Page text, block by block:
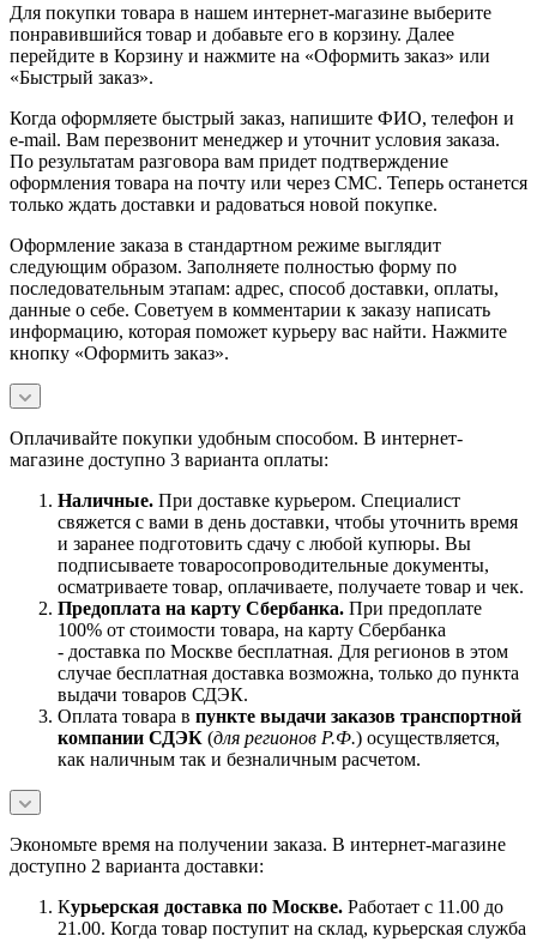
Для покупки товара в нашем интернет-магазине выберите
понравившийся товар и добавьте его в корзину. Далее
перейдите в Корзину и нажмите на «Оформить заказ» или
«Быстрый заказ».
Когда оформляете быстрый заказ, напишите ФИО, телефон и
e-mail. Вам перезвонит менеджер и уточнит условия заказа.
По результатам разговора вам придет подтверждение
оформления товара на почту или через СМС. Теперь останется
только ждать доставки и радоваться новой покупке.
Оформление заказа в стандартном режиме выглядит
следующим образом. Заполняете полностью форму по
последовательным этапам: адрес, способ доставки, оплаты,
данные о себе. Советуем в комментарии к заказу написать
информацию, которая поможет курьеру вас найти. Нажмите
кнопку «Оформить заказ».
Оплачивайте покупки удобным способом. В интернет-
магазине доступно 3 варианта оплаты:
Наличные. При доставке курьером. Специалист
свяжется с вами в день доставки, чтобы уточнить время
и заранее подготовить сдачу с любой купюры. Вы
подписываете товаросопроводительные документы,
осматриваете товар, оплачиваете, получаете товар и чек.
Предоплата на карту Сбербанка. При предоплате
100% от стоимости товара, на карту Сбербанка
- доставка по Москве бесплатная. Для регионов в этом
случае бесплатная доставка возможна, только до пункта
выдачи товаров СДЭК.
Оплата товара в пункте выдачи заказов транспортной
компании СДЭК (для регионов Р.Ф.) осуществляется,
как наличным так и безналичным расчетом.
Экономьте время на получении заказа. В интернет-магазине
доступно 2 варианта доставки:
Курьерская доставка по Москве. Работает с 11.00 до
21.00. Когда товар поступит на склад, курьерская служба